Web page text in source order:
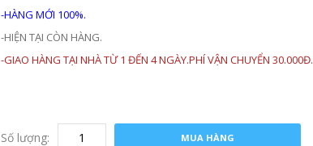
-HÀNG MỚI 100%.
-HIỆN TẠI CÒN HÀNG.
-GIAO HÀNG TẠI NHÀ TỪ 1 ĐẾN 4 NGÀY.PHÍ VẬN CHUYỂN 30.000Đ.
Số lượng: MUA HÀNG